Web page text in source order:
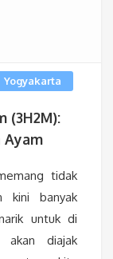
Yogyakarta
(3H2M):
Ayam
tidak
kini banyak
untuk di
diajak